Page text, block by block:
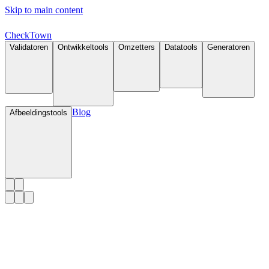
Skip to main content
CheckTown
Validatoren Ontwikkeltools Omzetters Datatools Generatoren
Afbeeldingstools Blog